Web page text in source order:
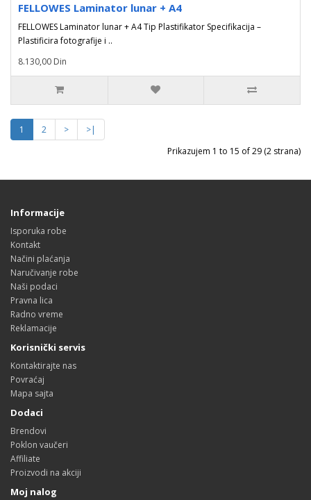
FELLOWES Laminator lunar + A4
FELLOWES Laminator lunar + A4 Tip Plastifikator Specifikacija –
Plastificira fotografije i ..
8.130,00 Din
1 2 >
>|
Prikazujem 1 to 15 of 29 (2 strana)
Informacije
Isporuka robe
Kontakt
Načini plaćanja
Naručivanje robe
Naši podaci
Pravna lica
Radno vreme
Reklamacije
Korisnički servis
Kontaktirajte nas
Povraćaj
Mapa sajta
Dodaci
Brendovi
Poklon vaučeri
Affiliate
Proizvodi na akciji
Moj nalog